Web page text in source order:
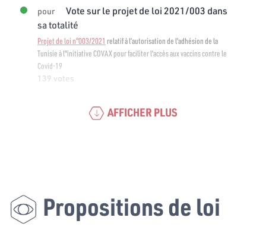
pour
Vote sur le projet de loi 2021/003 dans
sa totalité
Projet de loi n°003/2021 relatif à l’autorisation de l'adhésion de la
Tunisie à l"initiative COVAX pour faciliter l'accès aux vaccins contre le
Covid-19
139 votes
AFFICHER PLUS
Propositions de loi